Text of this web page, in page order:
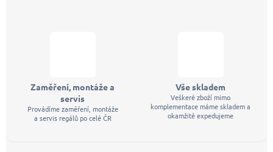
Zaměření, montáže a
servis
Provádíme zaměření, montáže
a servis regálů po celé ČR
Vše skladem
Veškeré zboží mimo
komplementace máme skladem a
okamžitě expedujeme